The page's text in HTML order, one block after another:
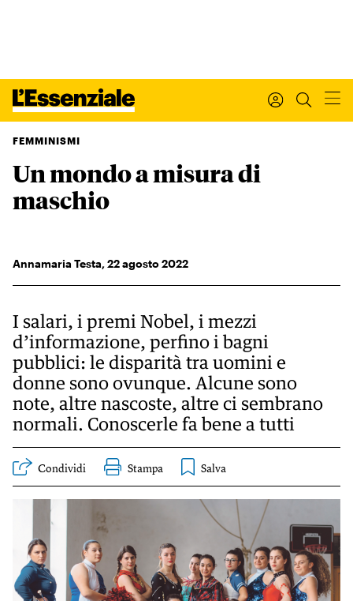
Xxx
Leggi Internazionale
Regala o rinnova
Newsletter
Esci
L’ESSENZIALE
Ultimi articoli
INTERNAZIONALE
IL SETTIMANALE
KIDS
FESTIVAL
L’ESSENZIALE
FEMMINISMI
Un mondo a misura di
maschio
Annamaria Testa,22agosto 2022
I salari, i premi Nobel, i mezzi
d’informazione, perfino i bagni
pubblici: le disparità tra uomini e
donne sono ovunque. Alcune sono
note, altre nascoste, altre ci sembrano
normali. Conoscerle fa bene a tutti
Condividi Stampa